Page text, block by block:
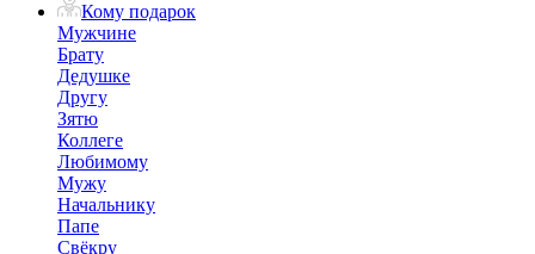
Кому подарок
Мужчине
Брату
Дедушке
Другу
Зятю
Коллеге
Любимому
Мужу
Начальнику
Папе
Свёкру